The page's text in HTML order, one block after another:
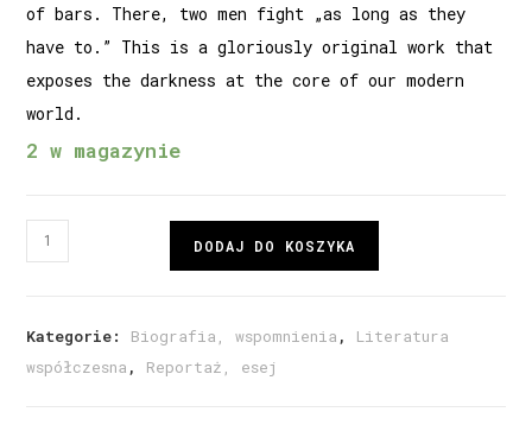
of bars. There, two men fight „as long as they
have to.” This is a gloriously original work that
exposes the darkness at the core of our modern
world.
2 w magazynie
DODAJ DO KOSZYKA
Kategorie: Biografia, wspomnienia , Literatura
współczesna , Reportaż, esej